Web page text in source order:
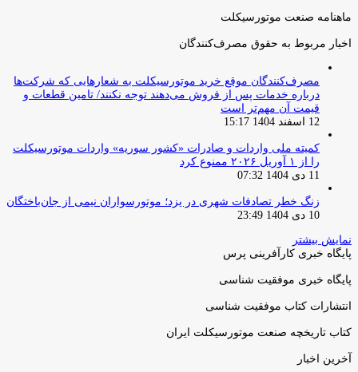
ماهنامه صنعت موتورسیکلت
اخبار مربوط به حقوق مصرف‌کنندگان
مصرف‌کنندگان موقع خرید موتورسیکلت به شعارهایی که شرکت‌ها
درباره خدمات پس از فروش می‌دهند توجه نکنند/ تامین قطعات و
قیمت آن مهم‌تر است
12 اسفند 1404 15:17
کمیته ملی واردات و صادرات «کشور سوریه» واردات موتورسیکلت
را از ۱ آوریل ۲۰۲۶ ممنوع کرد
11 دی 1404 07:32
زنگ خطر تصادفات شهری در یزد؛ موتورسواران نیمی از جان‌باختگان
10 دی 1404 23:49
نمایش بیشتر
پایگاه خبری کارآفرینی پرس
پایگاه خبری موفقیت شناسی
انتشارات کتاب موفقیت شناسی
کتاب تاریخچه صنعت موتورسیکلت ایران
آخرین اخبار